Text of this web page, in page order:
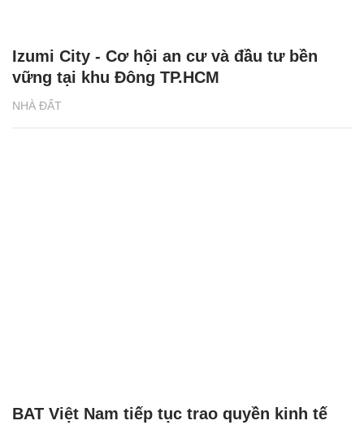
NHÀ ĐẤT
Izumi City - Cơ hội an cư và đầu tư bền
vững tại khu Đông TP.HCM
BAT Việt Nam tiếp tục trao quyền kinh tế